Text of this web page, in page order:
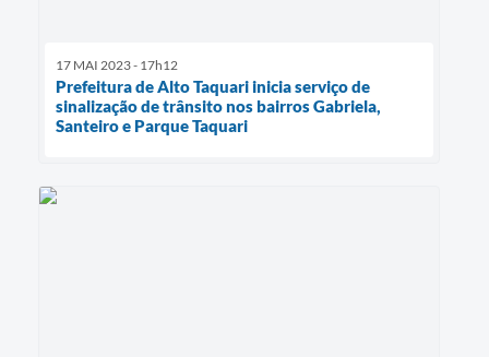
17 MAI 2023 - 17h12
Prefeitura de Alto Taquari inicia serviço de
sinalização de trânsito nos bairros Gabriela,
Santeiro e Parque Taquari